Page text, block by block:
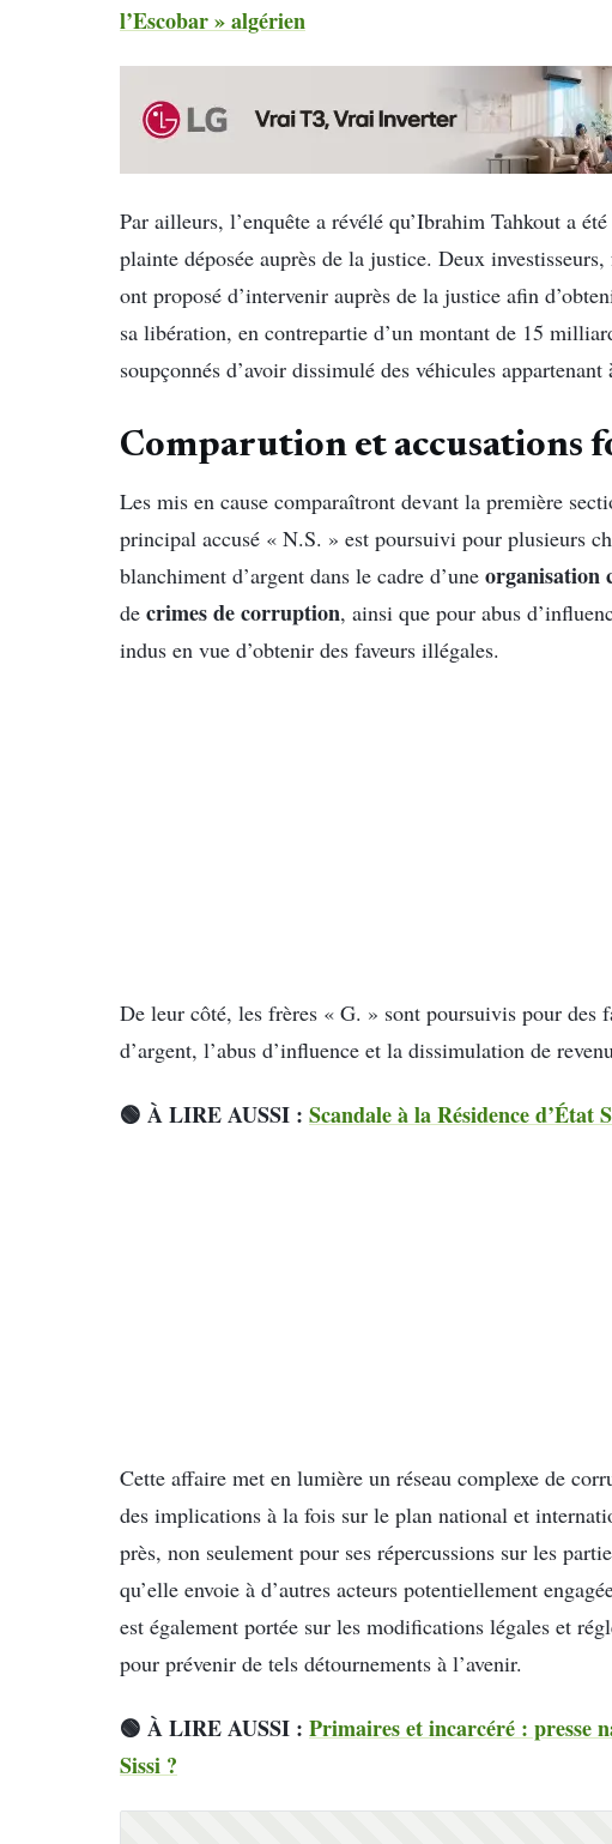
l’Escobar » algérien
Par ailleurs, l’enquête a révélé qu’Ibrahim Tahkout a
plainte déposée auprès de la justice. Deux
ont proposé d’intervenir auprès de la justice afin
sa libération, en contrepartie d’un montant de 15
soupçonnés d’avoir dissimulé des véhicules appartenant
Comparution et accusations
Les mis en cause comparaîtront devant la première
principal accusé « N.S. » est poursuivi pour plusieurs
blanchiment d’argent dans le cadre d’une organisation
de crimes de corruption, ainsi que pour abus
indus en vue d’obtenir des faveurs illégales.
De leur côté, les frères « G. » sont poursuivis pour
d’argent, l’abus d’influence et la dissimulation de
🟢 À LIRE AUSSI : Scandale à la Résidence d’État
Cette affaire met en lumière un réseau complexe de
des implications à la fois sur le plan national et
près, non seulement pour ses répercussions sur les
qu’elle envoie à d’autres acteurs potentiellement
est également portée sur les modifications légales et
pour prévenir de tels détournements à l’avenir.
🟢 À LIRE AUSSI : Primaires et incarcéré : presse
Sissi ?